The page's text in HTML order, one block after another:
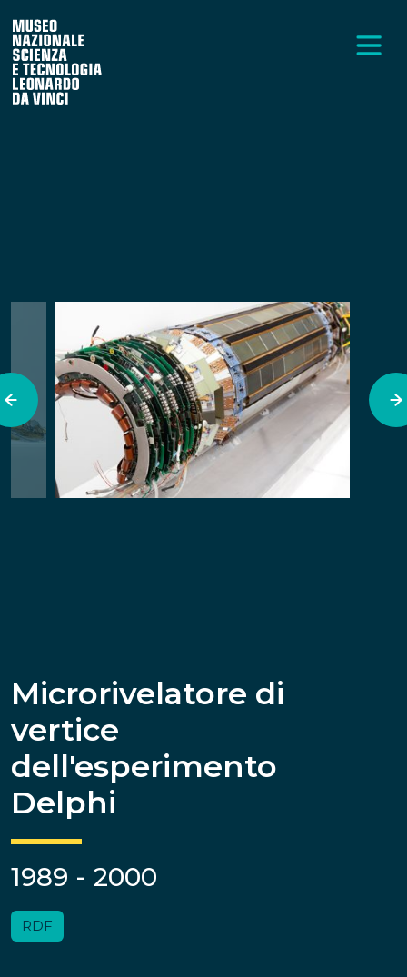
Microrivelatore di
vertice
dell'esperimento
Delphi
1989 - 2000
RDF